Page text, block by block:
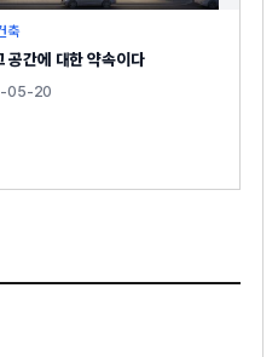
축
공간에 대한 약속이다
05-20